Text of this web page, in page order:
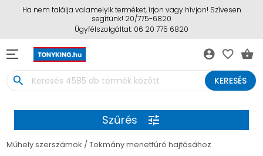
Ha nem találja valamelyik terméket, írjon vagy hívjon! Szívesen
segítünk! 20/775-6820
Ügyfélszolgáltat: 06 20 775 6820
account_circle favorite_border shopping_basket
search KERESÉS
Szűrés tune
Műhely szerszámok Tokmány menetfúró hajtásához